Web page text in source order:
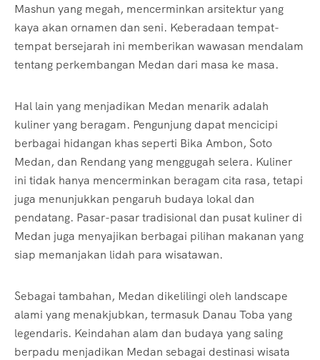
Mashun yang megah, mencerminkan arsitektur yang
kaya akan ornamen dan seni. Keberadaan tempat-
tempat bersejarah ini memberikan wawasan mendalam
tentang perkembangan Medan dari masa ke masa.
Hal lain yang menjadikan Medan menarik adalah
kuliner yang beragam. Pengunjung dapat mencicipi
berbagai hidangan khas seperti Bika Ambon, Soto
Medan, dan Rendang yang menggugah selera. Kuliner
ini tidak hanya mencerminkan beragam cita rasa, tetapi
juga menunjukkan pengaruh budaya lokal dan
pendatang. Pasar-pasar tradisional dan pusat kuliner di
Medan juga menyajikan berbagai pilihan makanan yang
siap memanjakan lidah para wisatawan.
Sebagai tambahan, Medan dikelilingi oleh landscape
alami yang menakjubkan, termasuk Danau Toba yang
legendaris. Keindahan alam dan budaya yang saling
berpadu menjadikan Medan sebagai destinasi wisata